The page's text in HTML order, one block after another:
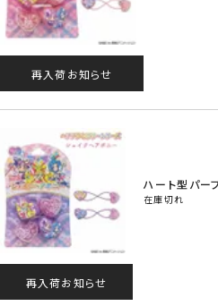
再入荷お知らせ
ハート型パー
在庫切れ
再入荷お知らせ